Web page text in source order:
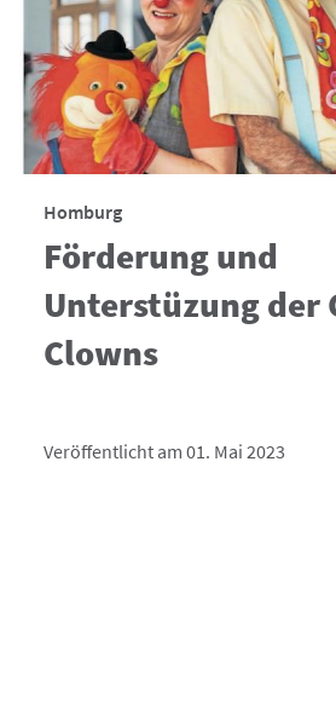
Homburg
Förderung und
Unterstüzung der
Clowns
Veröffentlicht am 01. Mai 2023